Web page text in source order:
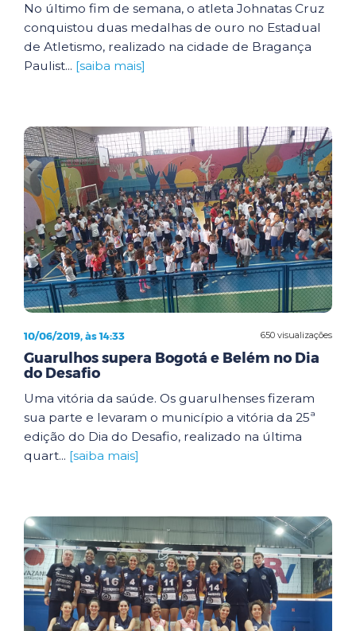
No último fim de semana, o atleta Johnatas Cruz
conquistou duas medalhas de ouro no Estadual
de Atletismo, realizado na cidade de Bragança
Paulist... [saiba mais]
650 visualizações
10/06/2019, às 14:33
Guarulhos supera Bogotá e Belém no Dia
do Desafio
Uma vitória da saúde. Os guarulhenses fizeram
sua parte e levaram o município a vitória da 25ª
edição do Dia do Desafio, realizado na última
quart... [saiba mais]